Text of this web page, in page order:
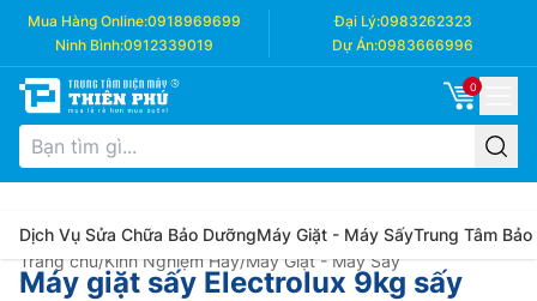
Mua Hàng Online:0918969699 Đại Lý:0983262323
Ninh Bình:0912339019 Dự Án:0983666996
0
Dịch Vụ Sửa Chữa Bảo DưỡngMáy Giặt - Máy SấyTrung Tâm Bảo
Trang chủ/Kinh Nghiệm Hay/Máy Giặt - Máy Sấy
Máy giặt sấy Electrolux 9kg sấy